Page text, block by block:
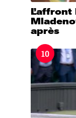
après
10